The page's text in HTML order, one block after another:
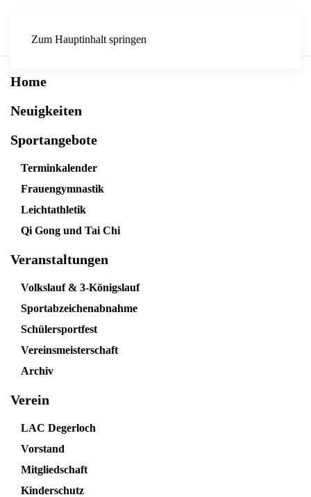
Zum Hauptinhalt springen
Home
Neuigkeiten
Sportangebote
Terminkalender
Frauengymnastik
Leichtathletik
Qi Gong und Tai Chi
Veranstaltungen
Volkslauf & 3-Königslauf
Sportabzeichenabnahme
Schülersportfest
Vereinsmeisterschaft
Archiv
Verein
LAC Degerloch
Vorstand
Mitgliedschaft
Kinderschutz